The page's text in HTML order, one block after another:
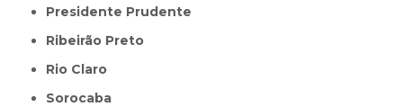
Presidente Prudente
Ribeirão Preto
Rio Claro
Sorocaba